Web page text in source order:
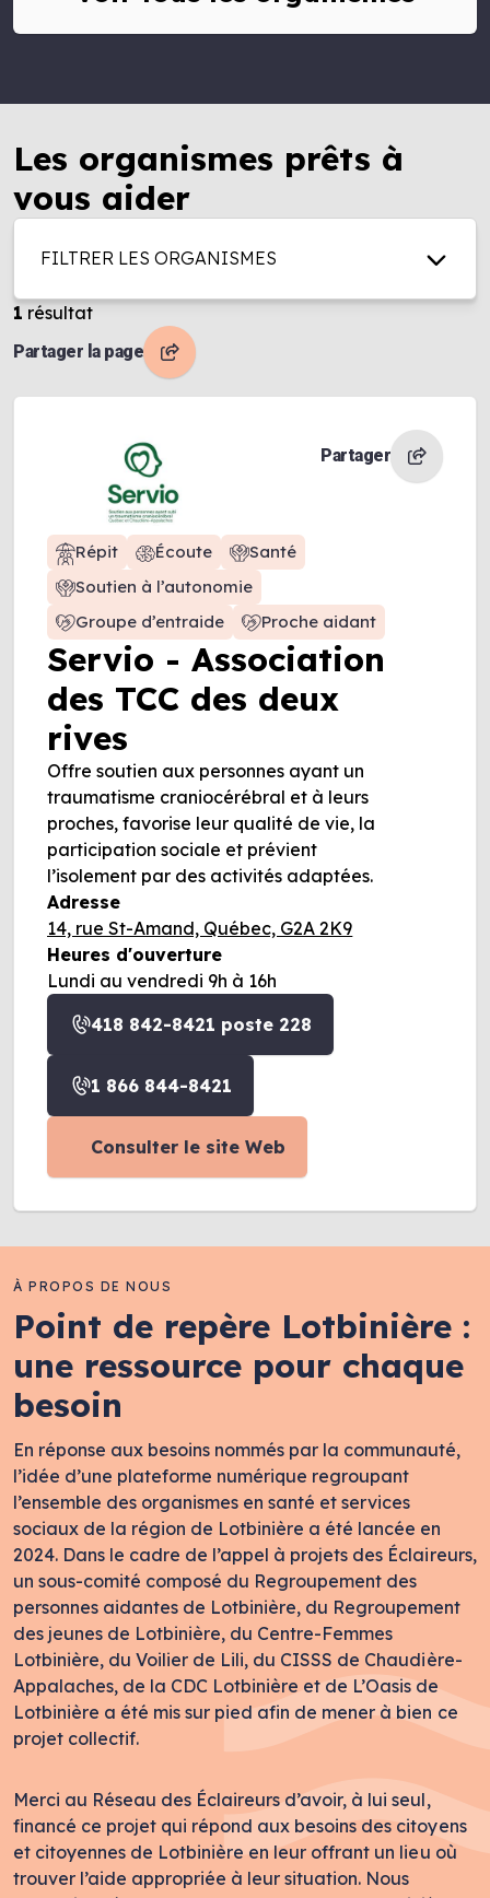
Les organismes prêts à
vous aider
FILTRER LES ORGANISMES
1 résultat
Partager la page
Servio - Association
des TCC des deux
rives
Partager
Répit Écoute
Santé
Soutien à l’autonomie
Groupe d’entraide
Proche aidant
Offre soutien aux personnes ayant un
traumatisme craniocérébral et à leurs
proches, favorise leur qualité de vie, la
participation sociale et prévient
l’isolement par des activités adaptées.
Adresse
14, rue St-Amand, Québec, G2A 2K9
Heures d'ouverture
Lundi au vendredi 9h à 16h
418 842-8421 poste 228
1 866 844-8421
Consulter le site Web
À PROPOS DE NOUS
Point de repère Lotbinière :
une ressource pour chaque
besoin
En réponse aux besoins nommés par la communauté,
l’idée d’une plateforme numérique regroupant
l’ensemble des organismes en santé et services
sociaux de la région de Lotbinière a été lancée en
2024. Dans le cadre de l’appel à projets des Éclaireurs,
un sous-comité composé du Regroupement des
personnes aidantes de Lotbinière, du Regroupement
des jeunes de Lotbinière, du Centre-Femmes
Lotbinière, du Voilier de Lili, du CISSS de Chaudière-
Appalaches, de la CDC Lotbinière et de L’Oasis de
Lotbinière a été mis sur pied afin de mener à bien ce
projet collectif.
Merci au Réseau des Éclaireurs d’avoir, à lui seul,
financé ce projet qui répond aux besoins des citoyens
et citoyennes de Lotbinière en leur offrant un lieu où
trouver l’aide appropriée à leur situation. Nous